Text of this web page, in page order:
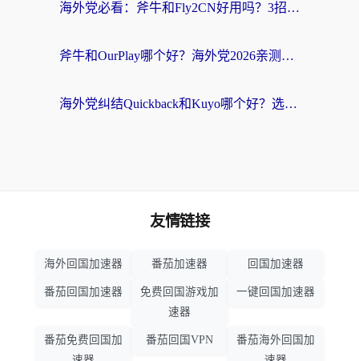
海外党必看：斧牛和Fly2CN好用吗？3招教你选对回国加速器（附免费试用攻略）
斧牛和OurPlay哪个好？海外党2026亲测：选对加速器，国内资源秒加载
海外党纠结Quickback和Kuyo哪个好？选对回国加速器才能无缝刷国内资源
友情链接
海外回国加速器 番茄加速器 回国加速器
番茄回国加速器
免费回国游戏加
速器
一键回国加速器
番茄免费回国加
番茄回国VPN
番茄海外回国加